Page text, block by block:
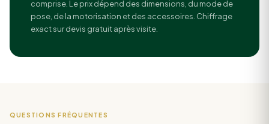
comprise. Le prix dépend des dimensions, du mode de
pose, de la motorisation et des accessoires. Chiffrage
exact sur devis gratuit après visite.
QUESTIONS FRÉQUENTES